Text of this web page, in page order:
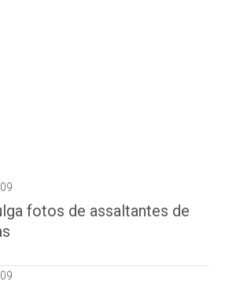
fotos de assaltantes de